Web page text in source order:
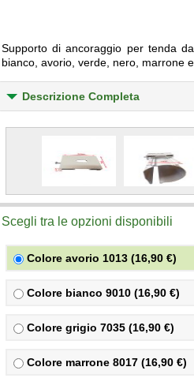
Supporto di ancoraggio per tenda
bianco, avorio, verde, nero, marrone
Descrizione Completa
Scegli tra le opzioni disponibili
Colore avorio 1013 (16,90 €)
Colore bianco 9010 (16,90 €)
Colore grigio 7035 (16,90 €)
Colore marrone 8017 (16,90 €)